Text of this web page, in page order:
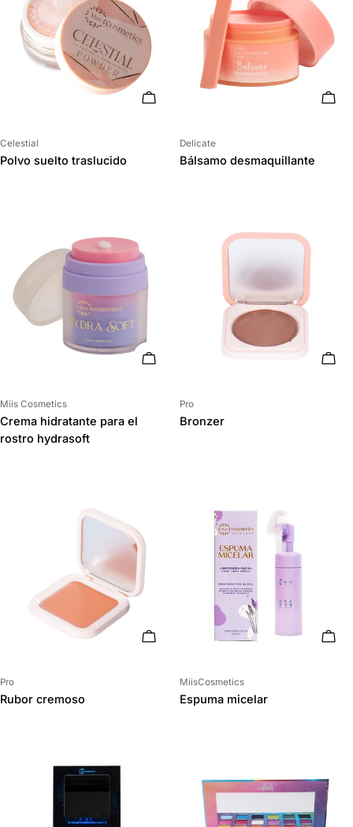
AÑADIR AL CARRITO
Proveedor:
Celestial
Polvo suelto traslucido
Proveedor:
Delicate
Bálsamo desmaquillante
AÑADIR AL CARRITO
Proveedor:
Miis Cosmetics
Crema hidratante para el
rostro hydrasoft
Proveedor:
Pro
Bronzer
ELIGE OPCIONES
Proveedor:
Pro
Rubor cremoso
Proveedor:
MiisCosmetics
Espuma micelar